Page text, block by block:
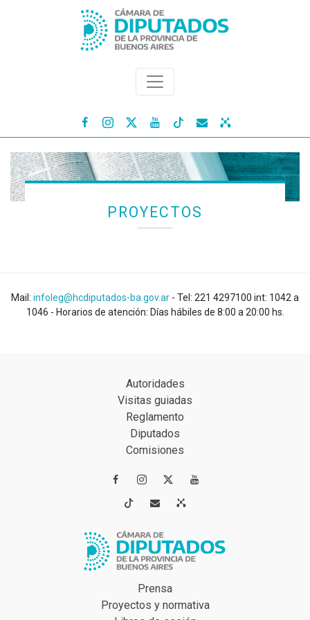
   
PROYECTOS
Mail: infoleg@hcdiputados-ba.gov.ar - Tel: 221 4297100 int: 1042 a
1046 - Horarios de atención: Días hábiles de 8:00 a 20:00 hs.
Autoridades
Visitas guiadas
Reglamento
Diputados
Comisiones
 
 
Prensa
Proyectos y normativa